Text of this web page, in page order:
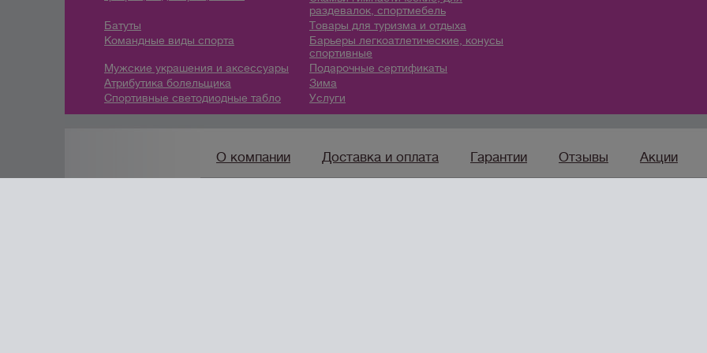
раздевалок, спортмебель
Батуты
Товары для туризма и отдыха
Командные виды спорта
Барьеры легкоатлетические, конусы
спортивные
Мужские украшения и аксессуары
Подарочные сертификаты
Атрибутика болельщика
Зима
Спортивные светодиодные табло
Услуги
О компании Доставка и оплата Гарантии Отзывы Акции